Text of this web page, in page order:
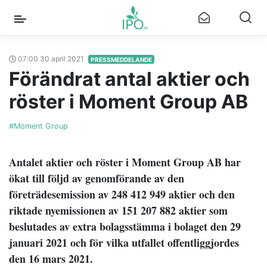
07:00 30 april 2021 PRESSMEDDELANDE
Förändrat antal aktier och
röster i Moment Group AB
#Moment Group
Antalet aktier och röster i Moment Group AB har
ökat till följd av genomförande av den
företrädesemission av 248 412 949 aktier och den
riktade nyemissionen av 151 207 882 aktier som
beslutades av extra bolagsstämma i bolaget den 29
januari 2021 och för vilka utfallet offentliggjordes
den 16 mars 2021.